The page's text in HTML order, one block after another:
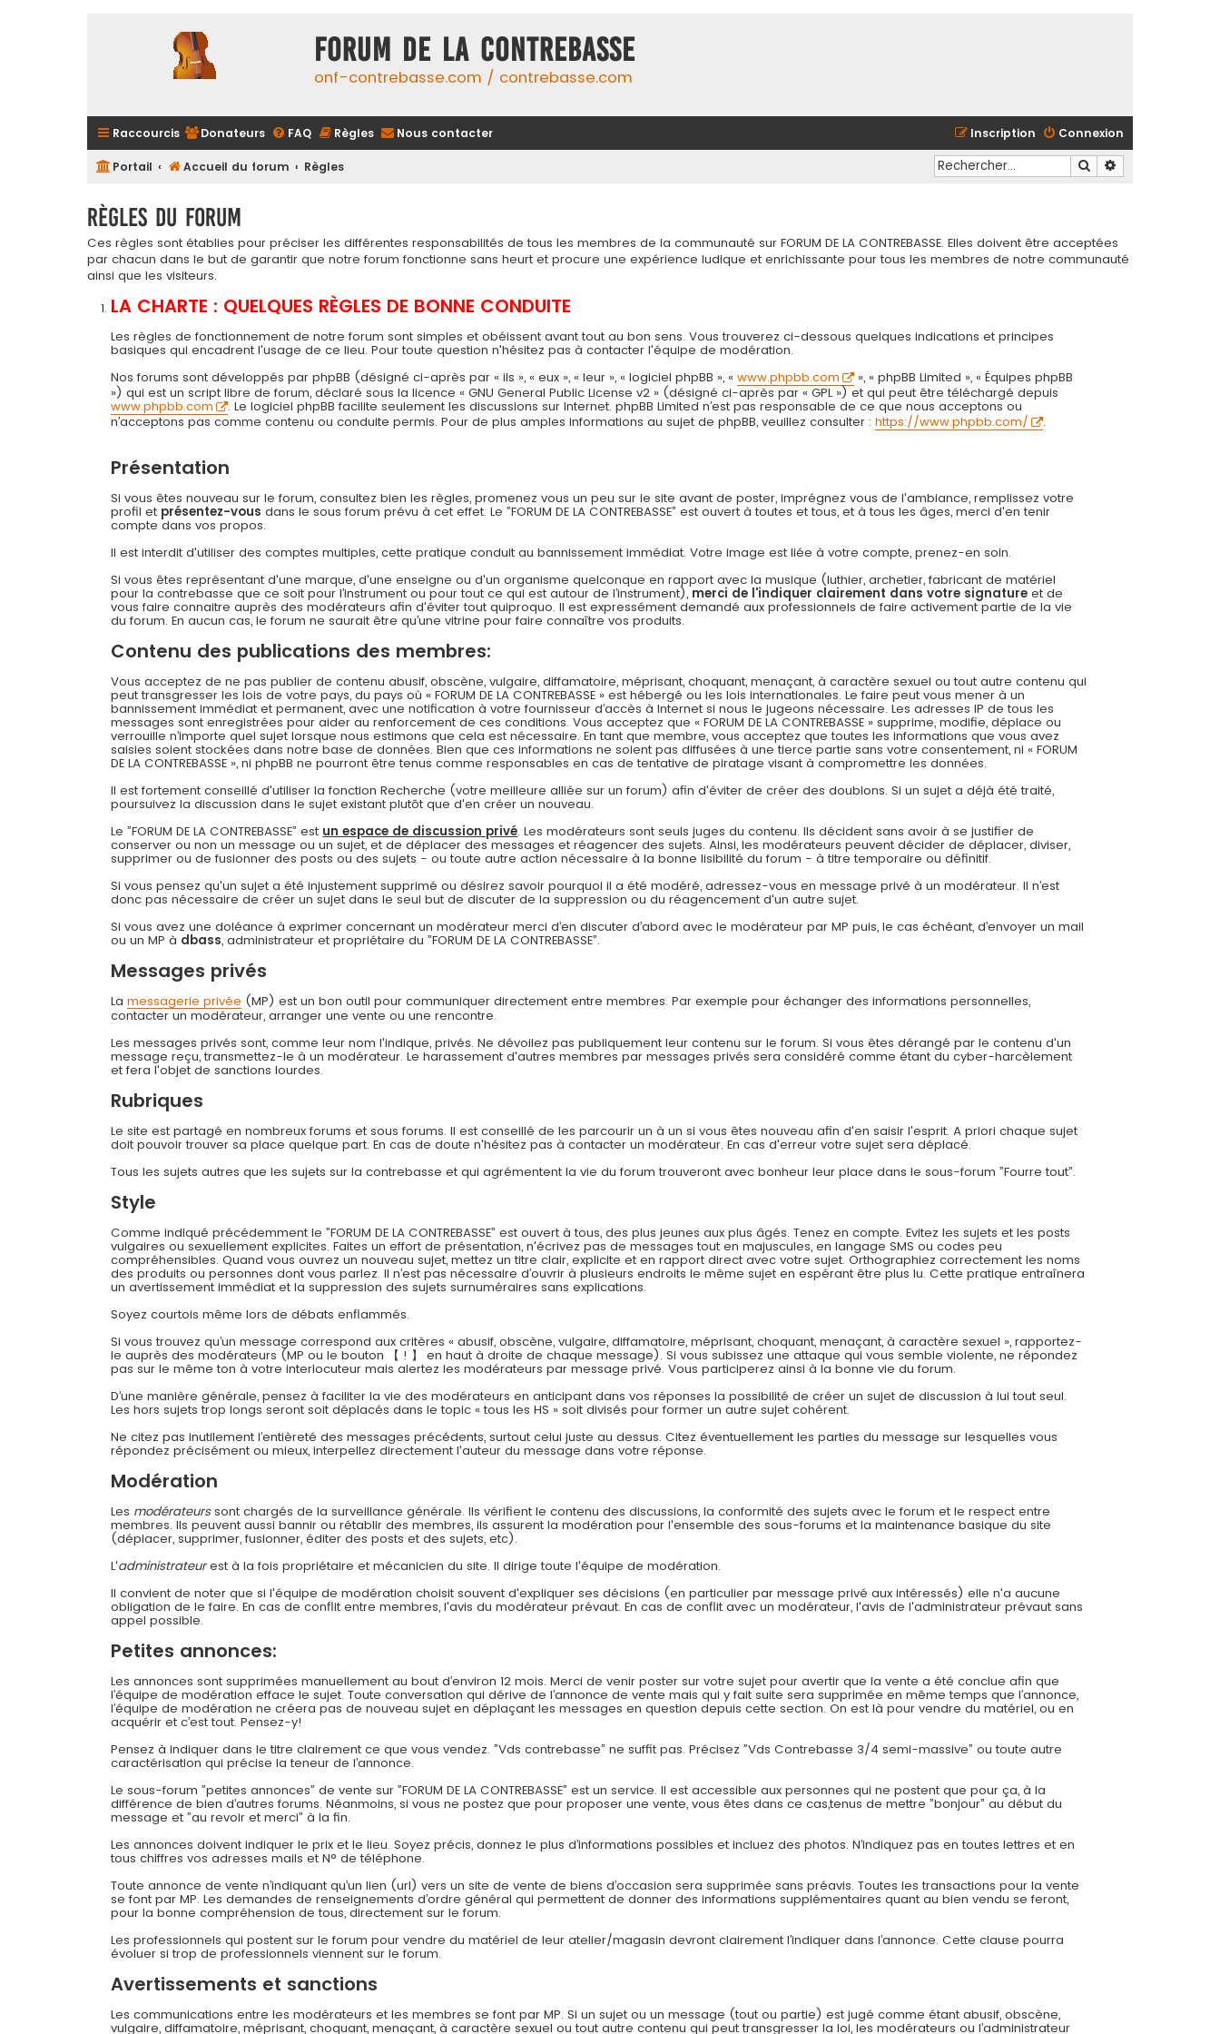
FORUM DE LA CONTREBASSE
onf-contrebasse.com / contrebasse.com
Raccourcis Donateurs FAQ Règles Nous contacter Connexion
Inscription
Portail Accueil du forum Règles Rechercher
Règles du forum
Ces règles sont établies pour préciser les différentes responsabilités de tous les membres de la communauté sur FORUM DE LA CONTREBASSE. Elles doivent être acceptées
par chacun dans le but de garantir que notre forum fonctionne sans heurt et procure une expérience ludique et enrichissante pour tous les membres de notre communauté
ainsi que les visiteurs.
LA CHARTE : QUELQUES RÈGLES DE BONNE CONDUITE
Les règles de fonctionnement de notre forum sont simples et obéissent avant tout au bon sens. Vous trouverez ci-dessous quelques indications et principes
basiques qui encadrent l'usage de ce lieu. Pour toute question n'hésitez pas à contacter l'équipe de modération.
Nos forums sont développés par phpBB (désigné ci-après par « ils », « eux », « leur », « logiciel phpBB », «www.phpbb.com
», « phpBB Limited », « Équipes phpBB
») qui est un script libre de forum, déclaré sous la licence « GNU General Public License v2 » (désigné ci-après par « GPL ») et qui peut être téléchargé depuis
www.phpbb.com
. Le logiciel phpBB facilite seulement les discussions sur Internet. phpBB Limited n’est pas responsable de ce que nous acceptons ou
n’acceptons pas comme contenu ou conduite permis. Pour de plus amples informations au sujet de phpBB, veuillez consulter :https://www.phpbb.com/ .
Présentation
Si vous êtes nouveau sur le forum, consultez bien les règles, promenez vous un peu sur le site avant de poster, imprégnez vous de l'ambiance, remplissez votre
profil et présentez-vous dans le sous forum prévu à cet effet. Le ”FORUM DE LA CONTREBASSE” est ouvert à toutes et tous, et à tous les âges, merci d'en tenir
compte dans vos propos.
Il est interdit d'utiliser des comptes multiples, cette pratique conduit au bannissement immédiat. Votre image est liée à votre compte, prenez-en soin.
Si vous êtes représentant d'une marque, d'une enseigne ou d'un organisme quelconque en rapport avec la musique (luthier, archetier, fabricant de matériel
pour la contrebasse que ce soit pour l’instrument ou pour tout ce qui est autour de l’instrument), merci de l'indiquer clairement dans votre signature et de
vous faire connaitre auprès des modérateurs afin d'éviter tout quiproquo. Il est expressément demandé aux professionnels de faire activement partie de la vie
du forum. En aucun cas, le forum ne saurait être qu’une vitrine pour faire connaître vos produits.
Contenu des publications des membres:
Vous acceptez de ne pas publier de contenu abusif, obscène, vulgaire, diffamatoire, méprisant, choquant, menaçant, à caractère sexuel ou tout autre contenu qui
peut transgresser les lois de votre pays, du pays où « FORUM DE LA CONTREBASSE » est hébergé ou les lois internationales. Le faire peut vous mener à un
bannissement immédiat et permanent, avec une notification à votre fournisseur d’accès à Internet si nous le jugeons nécessaire. Les adresses IP de tous les
messages sont enregistrées pour aider au renforcement de ces conditions. Vous acceptez que « FORUM DE LA CONTREBASSE » supprime, modifie, déplace ou
verrouille n’importe quel sujet lorsque nous estimons que cela est nécessaire. En tant que membre, vous acceptez que toutes les informations que vous avez
saisies soient stockées dans notre base de données. Bien que ces informations ne soient pas diffusées à une tierce partie sans votre consentement, ni « FORUM
DE LA CONTREBASSE », ni phpBB ne pourront être tenus comme responsables en cas de tentative de piratage visant à compromettre les données.
Il est fortement conseillé d'utiliser la fonction Recherche (votre meilleure alliée sur un forum) afin d'éviter de créer des doublons. Si un sujet a déjà été traité,
poursuivez la discussion dans le sujet existant plutôt que d'en créer un nouveau.
Le ”FORUM DE LA CONTREBASSE” est un espace de discussion privé. Les modérateurs sont seuls juges du contenu. Ils décident sans avoir à se justifier de
conserver ou non un message ou un sujet, et de déplacer des messages et réagencer des sujets. Ainsi, les modérateurs peuvent décider de déplacer, diviser,
supprimer ou de fusionner des posts ou des sujets - ou toute autre action nécessaire à la bonne lisibilité du forum - à titre temporaire ou définitif.
Si vous pensez qu'un sujet a été injustement supprimé ou désirez savoir pourquoi il a été modéré, adressez-vous en message privé à un modérateur. Il n’est
donc pas nécessaire de créer un sujet dans le seul but de discuter de la suppression ou du réagencement d'un autre sujet.
Si vous avez une doléance à exprimer concernant un modérateur merci d’en discuter d’abord avec le modérateur par MP puis, le cas échéant, d’envoyer un mail
ou un MP à dbass, administrateur et propriétaire du ”FORUM DE LA CONTREBASSE”.
Messages privés
Lamessagerie privée (MP) est un bon outil pour communiquer directement entre membres. Par exemple pour échanger des informations personnelles,
contacter un modérateur, arranger une vente ou une rencontre.
Les messages privés sont, comme leur nom l'indique, privés. Ne dévoilez pas publiquement leur contenu sur le forum. Si vous êtes dérangé par le contenu d'un
message reçu, transmettez-le à un modérateur. Le harassement d'autres membres par messages privés sera considéré comme étant du cyber-harcèlement
et fera l'objet de sanctions lourdes.
Rubriques
Le site est partagé en nombreux forums et sous forums. Il est conseillé de les parcourir un à un si vous êtes nouveau afin d'en saisir l'esprit. A priori chaque sujet
doit pouvoir trouver sa place quelque part. En cas de doute n'hésitez pas à contacter un modérateur. En cas d'erreur votre sujet sera déplacé.
Tous les sujets autres que les sujets sur la contrebasse et qui agrémentent la vie du forum trouveront avec bonheur leur place dans le sous-forum ”Fourre tout”.
Style
Comme indiqué précédemment le ”FORUM DE LA CONTREBASSE” est ouvert à tous, des plus jeunes aux plus âgés. Tenez en compte. Evitez les sujets et les posts
vulgaires ou sexuellement explicites. Faites un effort de présentation, n'écrivez pas de messages tout en majuscules, en langage SMS ou codes peu
compréhensibles. Quand vous ouvrez un nouveau sujet, mettez un titre clair, explicite et en rapport direct avec votre sujet. Orthographiez correctement les noms
des produits ou personnes dont vous parlez. Il n’est pas nécessaire d’ouvrir à plusieurs endroits le même sujet en espérant être plus lu. Cette pratique entraînera
un avertissement immédiat et la suppression des sujets surnuméraires sans explications.
Soyez courtois même lors de débats enflammés.
Si vous trouvez qu’un message correspond aux critères « abusif, obscène, vulgaire, diffamatoire, méprisant, choquant, menaçant, à caractère sexuel », rapportez-
le auprès des modérateurs (MP ou le bouton 【 ! 】 en haut à droite de chaque message). Si vous subissez une attaque qui vous semble violente, ne répondez
pas sur le même ton à votre interlocuteur mais alertez les modérateurs par message privé. Vous participerez ainsi à la bonne vie du forum.
D’une manière générale, pensez à faciliter la vie des modérateurs en anticipant dans vos réponses la possibilité de créer un sujet de discussion à lui tout seul.
Les hors sujets trop longs seront soit déplacés dans le topic « tous les HS » soit divisés pour former un autre sujet cohérent.
Ne citez pas inutilement l’entièreté des messages précédents, surtout celui juste au dessus. Citez éventuellement les parties du message sur lesquelles vous
répondez précisément ou mieux, interpellez directement l'auteur du message dans votre réponse.
Modération
Les modérateurssont chargés de la surveillance générale. Ils vérifient le contenu des discussions, la conformité des sujets avec le forum et le respect entre
membres. Ils peuvent aussi bannir ou rétablir des membres, ils assurent la modération pour l'ensemble des sous-forums et la maintenance basique du site
(déplacer, supprimer, fusionner, éditer des posts et des sujets, etc).
L'administrateurest à la fois propriétaire et mécanicien du site. Il dirige toute l'équipe de modération.
Il convient de noter que si l'équipe de modération choisit souvent d'expliquer ses décisions (en particulier par message privé aux intéressés) elle n'a aucune
obligation de le faire. En cas de conflit entre membres, l'avis du modérateur prévaut. En cas de conflit avec un modérateur, l'avis de l'administrateur prévaut sans
appel possible.
Petites annonces:
Les annonces sont supprimées manuellement au bout d’environ 12 mois. Merci de venir poster sur votre sujet pour avertir que la vente a été conclue afin que
l’équipe de modération efface le sujet. Toute conversation qui dérive de l’annonce de vente mais qui y fait suite sera supprimée en même temps que l’annonce,
l’équipe de modération ne créera pas de nouveau sujet en déplaçant les messages en question depuis cette section. On est là pour vendre du matériel, ou en
acquérir et c’est tout. Pensez-y!
Pensez à indiquer dans le titre clairement ce que vous vendez. ”Vds contrebasse” ne suffit pas. Précisez ”Vds Contrebasse 3/4 semi-massive” ou toute autre
caractérisation qui précise la teneur de l’annonce.
Le sous-forum ”petites annonces” de vente sur ”FORUM DE LA CONTREBASSE” est un service. Il est accessible aux personnes qui ne postent que pour ça, à la
différence de bien d’autres forums. Néanmoins, si vous ne postez que pour proposer une vente, vous êtes dans ce cas,tenus de mettre ”bonjour” au début du
message et ”au revoir et merci” à la fin.
Les annonces doivent indiquer le prix et le lieu. Soyez précis, donnez le plus d’informations possibles et incluez des photos. N’indiquez pas en toutes lettres et en
tous chiffres vos adresses mails et N° de téléphone.
Toute annonce de vente n’indiquant qu’un lien (url) vers un site de vente de biens d’occasion sera supprimée sans préavis. Toutes les transactions pour la vente
se font par MP. Les demandes de renseignements d’ordre général qui permettent de donner des informations supplémentaires quant au bien vendu se feront,
pour la bonne compréhension de tous, directement sur le forum.
Les professionnels qui postent sur le forum pour vendre du matériel de leur atelier/magasin devront clairement l’indiquer dans l’annonce. Cette clause pourra
évoluer si trop de professionnels viennent sur le forum.
Avertissements et sanctions
Les communications entre les modérateurs et les membres se font par MP. Si un sujet ou un message (tout ou partie) est jugé comme étant abusif, obscène,
vulgaire, diffamatoire, méprisant, choquant, menaçant, à caractère sexuel ou tout autre contenu qui peut transgresser la loi, les modérateurs ou l’administrateur